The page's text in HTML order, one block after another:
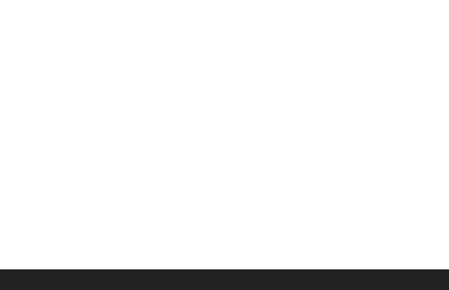
طراحی و پیاده سازی ازسیناوب